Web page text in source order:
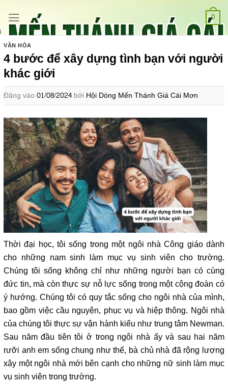
qua
nội
dung
0
VĂN HÓA
4 bước để xây dựng tình bạn với người
khác giới
Đăng vào 01/08/2024 bởi Hội Dòng Mến Thánh Giá Cái Mơn
Thời đại học, tôi sống trong một ngôi nhà Công giáo dành
cho những nam sinh làm mục vụ sinh viên cho trường.
Chúng tôi sống không chỉ như những người bạn có cùng
đức tin, mà còn thực sự nỗ lực sống trong một cộng đoàn có
ý hướng. Chúng tôi có quy tắc sống cho ngôi nhà của mình,
bao gồm việc cầu nguyện, phục vụ và hiệp thông. Ngôi nhà
của chúng tôi thực sự vận hành kiểu như trung tâm Newman.
Sau năm đầu tiên tôi ở trong ngôi nhà ấy và sau hai năm
rưỡi anh em sống chung như thế, bà chủ nhà đã rộng lượng
xây một ngôi nhà mới bên cạnh cho những nữ sinh làm mục
vụ sinh viên trong trường.